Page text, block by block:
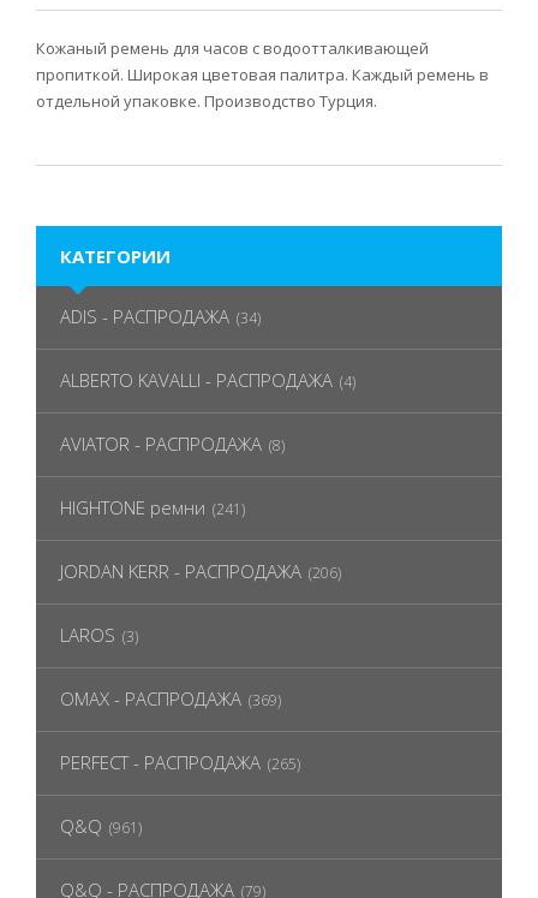
Кожаный ремень для часов с водоотталкивающей
пропиткой. Широкая цветовая палитра. Каждый ремень в
отдельной упаковке. Производство Турция.
КАТЕГОРИИ
ADIS - РАСПРОДАЖА (34)
ALBERTO KAVALLI - РАСПРОДАЖА (4)
AVIATOR - РАСПРОДАЖА (8)
HIGHTONE ремни (241)
JORDAN KERR - РАСПРОДАЖА (206)
LAROS (3)
OMAX - РАСПРОДАЖА (369)
PERFECT - РАСПРОДАЖА (265)
Q&Q (961)
Q&Q - РАСПРОДАЖА (79)